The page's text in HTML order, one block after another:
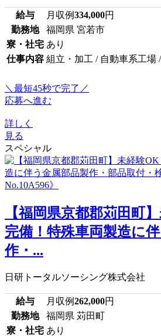
給与 月収例334,000円
勤務地
福岡県 宮若市
寮・社宅 あり
仕事内容 組立・加工 / 自動車系工場
＼最短45秒で完了／
応募へ進む
詳しく
見る
スペシャル
【福岡県京都郡苅田町
完備！特殊車両製造に
作・...
日研トータルソーシング株式会社
給与 月収例262,000円
勤務地
福岡県 苅田町
寮・社宅 あり